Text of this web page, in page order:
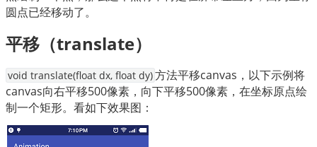
圆点已经移动了。
平移（translate）
void translate(float dx, float dy)方法平移canvas，以下示例将
canvas向右平移500像素，向下平移500像素，在坐标原点绘
制一个矩形。看如下效果图：